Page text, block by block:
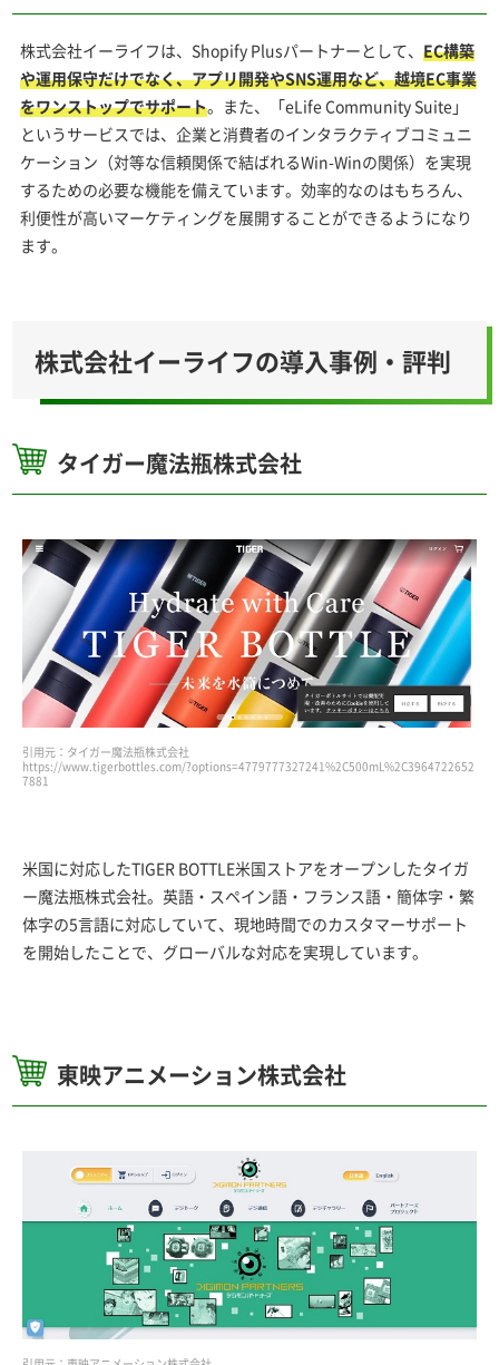
株式会社イーライフは、Shopify Plusパートナーとして、 EC構築
や運用保守だけでなく、アプリ開発やSNS運用など、越境EC事業
をワンストップでサポート。また、「eLife Community Suite」
というサービスでは、企業と消費者のインタラクティブコミュニ
ケーション（対等な信頼関係で結ばれるWin-Winの関係）を実現
するための必要な機能を備えています。効率的なのはもちろん、
利便性が高いマーケティングを展開することができるようになり
ます。
株式会社イーライフの導入事例・評判
タイガー魔法瓶株式会社
引用元：タイガー魔法瓶株式会社
https://www.tigerbottles.com/?options=4779777327241%2C500mL%2C3964722652
7881
米国に対応したTIGER BOTTLE米国ストアをオープンしたタイガ
ー魔法瓶株式会社。英語・スペイン語・フランス語・簡体字・繁
体字の5言語に対応していて、現地時間でのカスタマーサポート
を開始したことで、グローバルな対応を実現しています。
東映アニメーション株式会社